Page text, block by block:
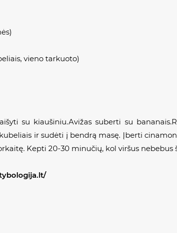
vieno tarkuoto)
su kiaušiniu.Avižas suberti su
ir sudėti į bendrą masę. Įberti
Kepti 20-30 minučių, kol viršus nebebus